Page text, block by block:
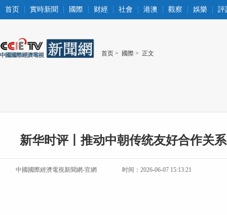
首页 實時新聞 國際 财經 社會 港澳 觀察 娛樂 評
首页 > 國際 > 正文
新华时评丨推动中朝传统友好合作关
中國國際經濟電視新聞網-官網 时间：2026-06-07 15:13:21